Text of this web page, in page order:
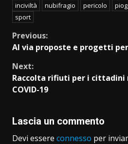
inciviltà
nubifragio pericolo
sport
Continue
Reading
Previous:
Al via proposte e progetti
Next:
Raccolta rifiuti per i
COVID-19
Lascia un commento
Devi essere connesso per